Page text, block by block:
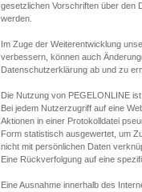
gesetzlichen Vorschriften über den
werden.
Im Zuge der Weiterentwicklung
verbessern, können auch
Datenschutzerklärung ab und zu
Die Nutzung von PEGELONLINE
Bei jedem Nutzerzugriff auf eine
Aktionen in einer Protokolldatei
Form statistisch ausgewertet, um
nicht mit persönlichen Daten
Eine Rückverfolgung auf eine
Eine Ausnahme innerhalb des